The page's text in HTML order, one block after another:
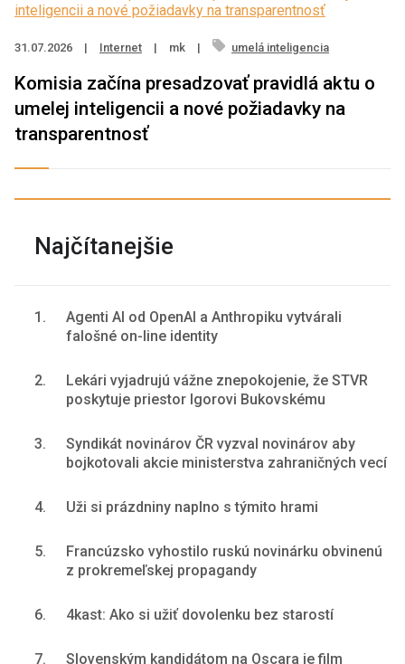
31.07.2026 | Internet | mk | umelá inteligencia
Komisia začína presadzovať pravidlá aktu o
umelej inteligencii a nové požiadavky na
transparentnosť
Najčítanejšie
1.
Agenti AI od OpenAI a Anthropiku vytvárali
falošné on-line identity
2.
Lekári vyjadrujú vážne znepokojenie, že STVR
poskytuje priestor Igorovi Bukovskému
3.
Syndikát novinárov ČR vyzval novinárov aby
bojkotovali akcie ministerstva zahraničných vecí
4. Uži si prázdniny naplno s týmito hrami
5.
Francúzsko vyhostilo ruskú novinárku obvinenú
z prokremeľskej propagandy
6. 4kast: Ako si užiť dovolenku bez starostí
7.
Slovenským kandidátom na Oscara je film